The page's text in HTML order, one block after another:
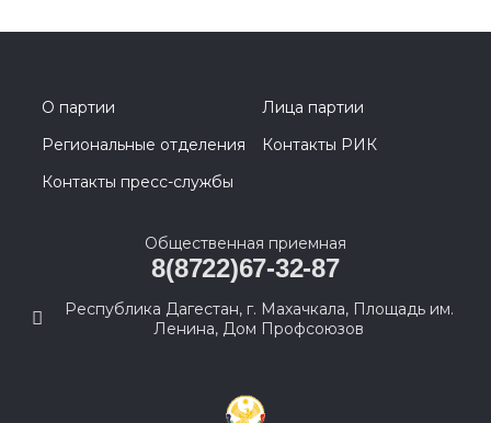
О партии
Лица партии
Региональные отделения
Контакты РИК
Контакты пресс-службы
Общественная приемная
8(8722)67-32-87
Республика Дагестан, г. Махачкала, Площадь им.
Ленина, Дом Профсоюзов